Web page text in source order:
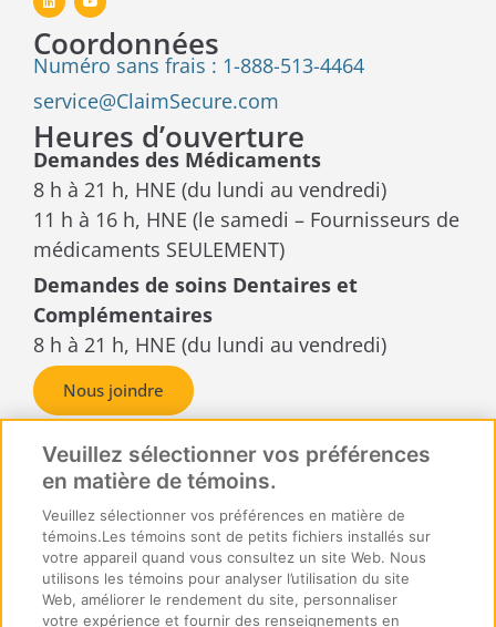
Coordonnées
Numéro sans frais : 1-888-513-4464
service@ClaimSecure.com
Heures d’ouverture
Demandes des Médicaments
8 h à 21 h, HNE (du lundi au vendredi)
11 h à 16 h, HNE (le samedi – Fournisseurs de
médicaments SEULEMENT)
Demandes de soins Dentaires et
Complémentaires
8 h à 21 h, HNE (du lundi au vendredi)
Nous joindre
Demandes de règlement ou
reçus
SécurIndemnité Inc.
C.P. Box 6500, succursale A,
Sudbury, Ontario
P3A 5N5
Veuillez sélectionner vos préférences
en matière de témoins.
Veuillez sélectionner vos préférences en matière de
témoins.Les témoins sont de petits fichiers installés sur
votre appareil quand vous consultez un site Web. Nous
utilisons les témoins pour analyser l’utilisation du site
Web, améliorer le rendement du site, personnaliser
votre expérience et fournir des renseignements en